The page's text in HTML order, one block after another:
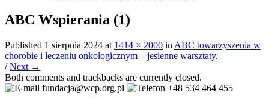
ABC Wspierania (1)
Published 1 sierpnia 2024 at 1414 × 2000 in ABC towarzyszenia w
chorobie i leczeniu onkologicznym – jesienne warsztaty.
/Next →
Both comments and trackbacks are currently closed.
fundacja@wcp.org.pl
+48 534 464 455